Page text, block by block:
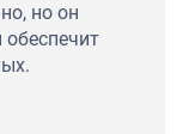
но он